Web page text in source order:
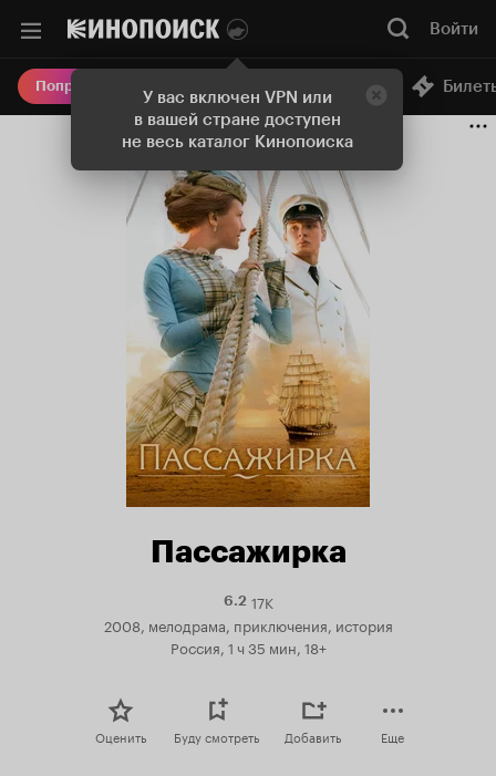
У вас включен VPN или
в вашей стране доступен
не весь каталог Кинопоиска
Войти
Попробовать Плюс Онлайн-кинотеатр
Пассажирка
6.2Рейтинг
6.2
17K
2008, мелодрама, приключения, история
Россия, 1 ч 35 мин, 18+
Оценить Буду смотреть Добавить Еще